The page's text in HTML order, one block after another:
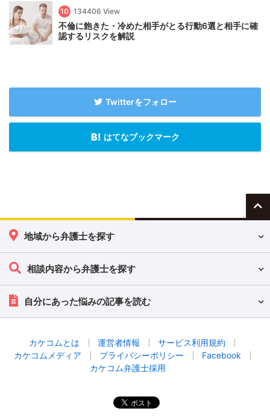
10 134406 View
不倫に飽きた・冷めた相手がとる行動6選と相手に確
認するリスクを解説
Twitterをフォロー
はてなブックマーク
地域から弁護士を探す
相談内容から弁護士を探す
自分にあった悩みの記事を読む
カケコムとは 運営者情報
サービス利用規約
カケコムメディア
プライバシーポリシー
Facebook
カケコム弁護士採用